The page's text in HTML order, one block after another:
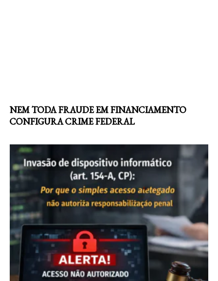
NEM TODA FRAUDE EM FINANCIAMENTO
CONFIGURA CRIME FEDERAL